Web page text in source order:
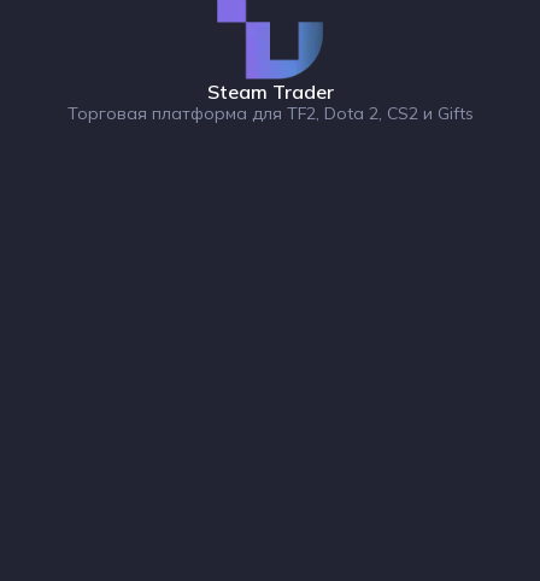
Steam Trader
Торговая платформа для TF2, Dota 2, CS2 и Gifts